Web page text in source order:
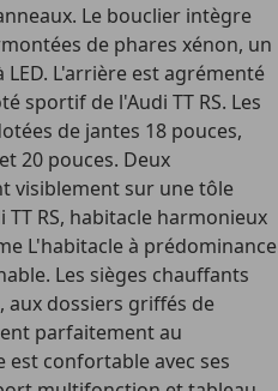
Le bouclier intègre
de phares xénon, un
L'arrière est agrémenté
sportif de l'Audi TT RS. Les
de jantes 18 pouces,
20 pouces. Deux
visiblement sur une tôle
RS, habitacle harmonieux
L'habitacle à prédominance
Les sièges chauffants
aux dossiers griffés de
parfaitement au
est confortable avec ses